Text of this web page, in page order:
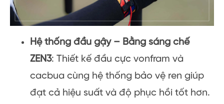
Hệ thống đầu gậy – Bằng sáng chế
ZEN3: Thiết kế đầu cực vonfram và
cacbua cùng hệ thống bảo vệ ren giúp
đạt cả hiệu suất và độ phục hồi tốt hơn.